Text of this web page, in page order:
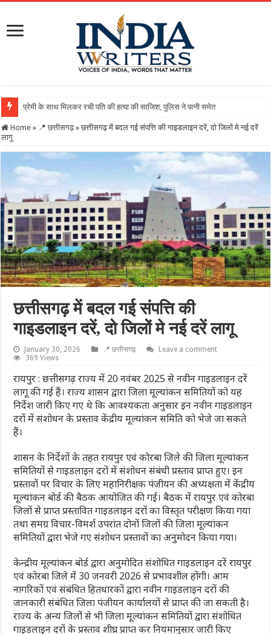
Home » 📍 छत्तीसगढ़ » छत्तीसगढ़ में बदल गई संपत्ति की गाइडलाइन दरें, दो जिलों मे नई दरें
लागू
छत्तीसगढ़ में बदल गई संपत्ति की
गाइडलाइन दरें, दो जिलों मे नई दरें लागू
January 30, 2026 📍 छत्तीसगढ़
Leave a comment
369 Views
रायपुर : छत्तीसगढ़ राज्य में 20 नवंबर 2025 से नवीन गाइडलाइन दरें
लागू की गई हैं। राज्य शासन द्वारा जिला मूल्यांकन समितियों को यह
निर्देश जारी किए गए थे कि आवश्यकता अनुसार इन नवीन गाइडलाइन
दरों में संशोधन के प्रस्ताव केंद्रीय मूल्यांकन समिति को भेजे जा सकते
हैं।
शासन के निर्देशों के तहत रायपुर एवं कोरबा जिले की जिला मूल्यांकन
समितियों से गाइडलाइन दरों में संशोधन संबंधी प्रस्ताव प्राप्त हुए। इन
प्रस्तावों पर विचार के लिए महानिरीक्षक पंजीयन की अध्यक्षता में केंद्रीय
मूल्यांकन बोर्ड की बैठक आयोजित की गई। बैठक में रायपुर एवं कोरबा
जिलों से प्राप्त प्रस्तावित गाइडलाइन दरों का विस्तृत परीक्षण किया गया
तथा समग्र विचार-विमर्श उपरांत दोनों जिलों की जिला मूल्यांकन
समितियों द्वारा भेजे गए संशोधन प्रस्तावों का अनुमोदन किया गया।
केन्द्रीय मूल्यांकन बोर्ड द्वारा अनुमोदित संशोधित गाइडलाइन दरें रायपुर
एवं कोरबा जिले में 30 जनवरी 2026 से प्रभावशील होंगी। आम
नागरिकों एवं संबंधित हितधारकों द्वारा नवीन गाइडलाइन दरों की
जानकारी संबंधित जिला पंजीयन कार्यालयों से प्राप्त की जा सकती है।
राज्य के अन्य जिलों से भी जिला मूल्यांकन समितियों द्वारा संशोधित
गाइडलाइन दरों के प्रस्ताव शीघ्र प्राप्त कर नियमानुसार जारी किए